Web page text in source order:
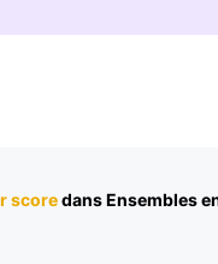
scoredans Ensembles